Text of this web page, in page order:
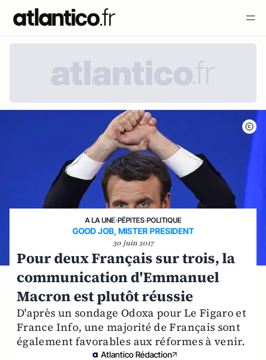
A LA UNE›PÉPITES›POLITIQUE
GOOD JOB, MISTER PRESIDENT
30 juin 2017
Pour deux Français sur trois, la
communication d'Emmanuel
Macron est plutôt réussie
D'après un sondage Odoxa pour Le Figaro et
France Info, une majorité de Français sont
également favorables aux réformes à venir.
Atlantico Rédaction